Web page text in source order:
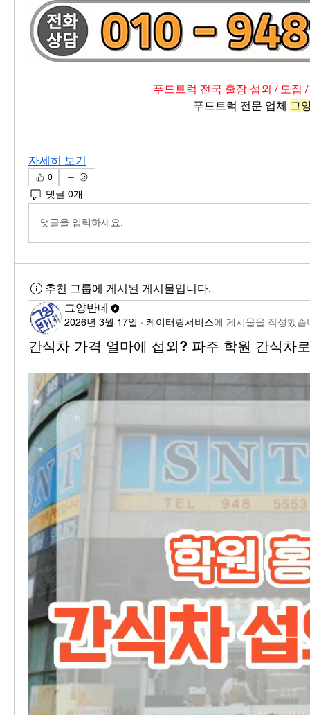
푸드트럭 전국 출장 섭외 / 모집
푸드트럭 전문 업체 그
자세히 보기
0
댓글 0개
댓글을 입력하세요.
추천 그룹에 게시된 게시물입니다.
그양반네
2026년 3월 17일 · 케이터링서비스에 게시물을 작성했습
간식차 가격 얼마에 섭외? 파주 학원 간식차